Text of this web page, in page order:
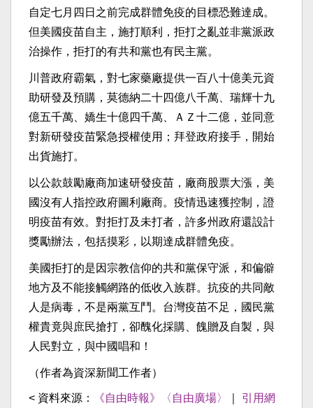
自定七月四日之前完成群體免疫的目標恐難達成。
但美國疫苗自主，施打順利，拒打之亂並非黨派政
治操作，拒打的有共和黨也有民主黨。
川普政府霸氣，對七家藥廠提供一百八十億美元資
助研發及預購，莫德納二十四億八千萬、瑞輝十九
億五千萬、嬌生十億四千萬、ＡＺ十二億，並同意
對新研發疫苗緊急授權使用；拜登政府接手，開始
出貨施打。
以公款鼓勵廠商加速研發疫苗，廠商股票大漲，美
國沒有人指控政府圖利廠商。疫情迅速獲控制，證
明疫苗有效。對拒打及未打者，許多州政府還設計
獎勵辦法，包括摸彩，以期達成群體免疫。
美國拒打的是因宗教信仰的共和黨保守派，和偏僻
地方及不能接觸網路的低收入族群。抗疫的共同敵
人是病毒，不是兩黨互鬥。台灣疫苗不足，國民黨
權貴竟與庶民搶打，卻醜化採購、餽贈及自製，與
人民對立，與中國唱和！
（作者為資深新聞工作者）
< 資料來源： 《自由時報》〈自由廣場〉
引用網